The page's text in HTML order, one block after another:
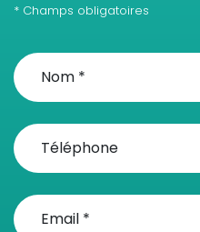
* Champs obligatoires